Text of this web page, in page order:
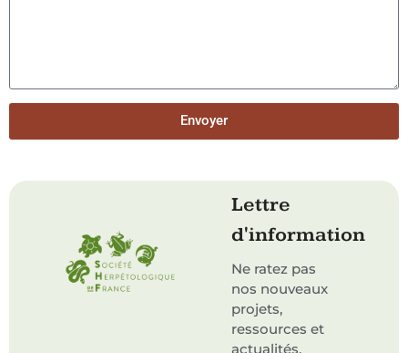
Envoyer
Lettre
d'information
Ne ratez pas
nos nouveaux
projets,
ressources et
actualités.